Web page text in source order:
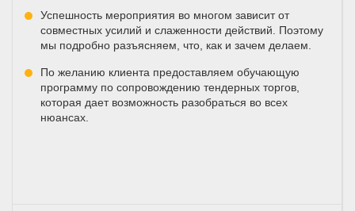
Успешность мероприятия во многом зависит от
совместных усилий и слаженности действий. Поэтому
мы подробно разъясняем, что, как и зачем делаем.
По желанию клиента предоставляем обучающую
программу по сопровождению тендерных торгов,
которая дает возможность разобраться во всех
нюансах.